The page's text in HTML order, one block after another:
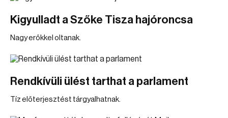
Kigyulladt a Szőke Tisza hajóroncsa
Nagy erőkkel oltanak.
Rendkívüli ülést tarthat a parlament
Tíz előterjesztést tárgyalhatnak.